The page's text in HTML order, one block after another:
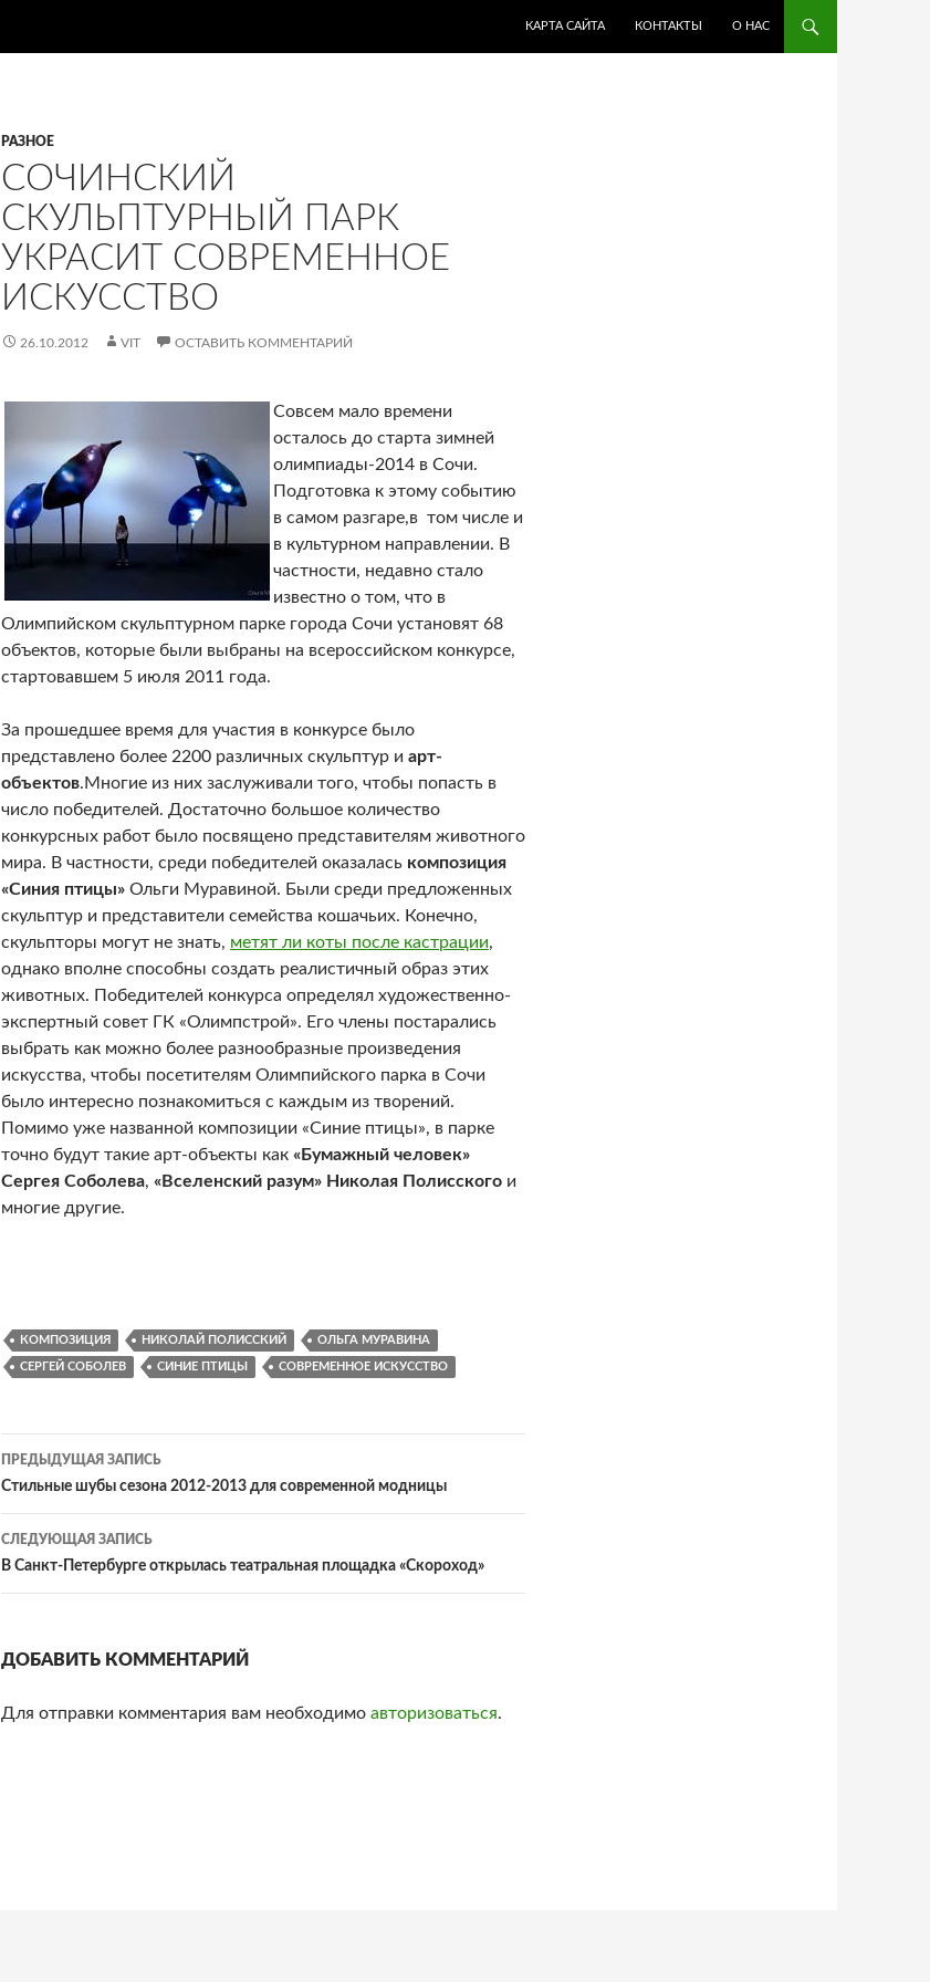
КАРТА САЙТА
КОНТАКТЫ О НАС
РАЗНОЕ
СОЧИНСКИЙ
СКУЛЬПТУРНЫЙ ПАРК
УКРАСИТ СОВРЕМЕННОЕ
ИСКУССТВО
26.10.2012 VIT ОСТАВИТЬ КОММЕНТАРИЙ
Совсем мало времени
осталось до старта зимней
олимпиады-2014 в Сочи.
Подготовка к этому событию
в самом разгаре,в том числе и
в культурном направлении. В
частности, недавно стало
известно о том, что в
Олимпийском скульптурном парке города Сочи установят 68
объектов, которые были выбраны на всероссийском конкурсе,
стартовавшем 5 июля 2011 года.
За прошедшее время для участия в конкурсе было
представлено более 2200 различных скульптур и арт-
объектов.Многие из них заслуживали того, чтобы попасть в
число победителей. Достаточно большое количество
конкурсных работ было посвящено представителям животного
мира. В частности, среди победителей оказалась композиция
«Синия птицы» Ольги Муравиной. Были среди предложенных
скульптур и представители семейства кошачьих. Конечно,
скульпторы могут не знать, метят ли коты после кастрации,
однако вполне способны создать реалистичный образ этих
животных. Победителей конкурса определял художественно-
экспертный совет ГК «Олимпстрой». Его члены постарались
выбрать как можно более разнообразные произведения
искусства, чтобы посетителям Олимпийского парка в Сочи
было интересно познакомиться с каждым из творений.
Помимо уже названной композиции «Синие птицы», в парке
точно будут такие арт-объекты как «Бумажный человек»
Сергея Соболева, «Вселенский разум» Николая Полисского и
многие другие.
КОМПОЗИЦИЯ НИКОЛАЙ ПОЛИССКИЙ ОЛЬГА МУРАВИНА
СЕРГЕЙ СОБОЛЕВ СИНИЕ ПТИЦЫ СОВРЕМЕННОЕ ИСКУССТВО
Навигация
по
записям
ПРЕДЫДУЩАЯ ЗАПИСЬ
Стильные шубы сезона 2012-2013 для современной модницы
СЛЕДУЮЩАЯ ЗАПИСЬ
В Санкт-Петербурге открылась театральная площадка «Скороход»
ДОБАВИТЬ КОММЕНТАРИЙ
Для отправки комментария вам необходимо авторизоваться.